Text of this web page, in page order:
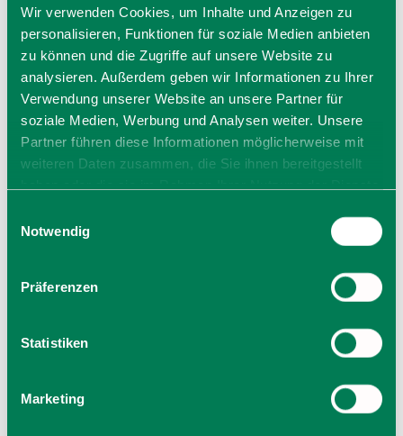
Wir verwenden Cookies, um Inhalte und Anzeigen zu
personalisieren, Funktionen für soziale Medien anbieten
zu können und die Zugriffe auf unsere Website zu
analysieren. Außerdem geben wir Informationen zu Ihrer
Verwendung unserer Website an unsere Partner für
soziale Medien, Werbung und Analysen weiter. Unsere
Partner führen diese Informationen möglicherweise mit
weiteren Daten zusammen, die Sie ihnen bereitgestellt
Cookies, wenn Sie unsere Webseite weiterhin nutzen.
Notwendig
Präferenzen
Statistiken
Marketing
14:00 - 18:30 Uhr
Mi
09:00 - 12:30 Uhr
14:00 - 18:30 Uhr
Do
09:00 - 12:30 Uhr
14:00 - 18:30 Uhr
Fr
09:00 - 12:30 Uhr
14:00 - 18:30 Uhr
Sa
09:00 - 14:00 Uhr
Allgemeiner Hinweis: Bei den hier angegebenen
Urlaubszeiten erfahren Sie auf der
angegebenen Telefonnummer! Wir bitten um Verständnis.